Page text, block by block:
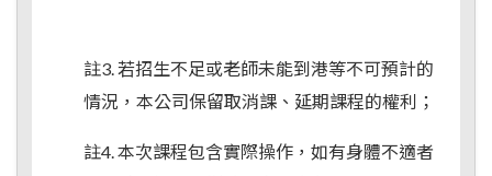
註3. 若招生不足或老師未能到港等不可預計的
情況，本公司保留取消課、延期課程的權利；
註4. 本次課程包含實際操作，如有身體不適者